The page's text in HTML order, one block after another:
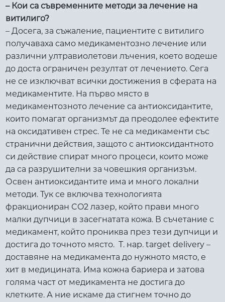
– Кои са съвременните методи за лечение на
витилиго?
– Досега, за съжаление, пациентите с витилиго
получаваха само медикаментозно лечение или
различни ултравиолетови лъчения, което водеше
до доста ограничен резултат от лечението. Сега
не се изключват всички достижения в сферата на
медикаментите. На първо място в
медикаментозното лечение са антиоксидантите,
които помагат организмът да преодолее ефектите
на оксидативен стрес. Те не са медикаменти със
странични действия, защото с антиоксидантното
си действие спират много процеси, които може
да са разрушителни за човешкия организъм.
Освен антиоксидантите има и много локални
методи. Тук се включва технологията
фракциониран CO2 лазер, който прави много
малки дупчици в засегнатата кожа. В съчетание с
медикамент, който прониква през тези дупчици и
достига до точното място. Т. нар. target delivery –
доставяне на медикамента до нужното място, е
хит в медицината. Има кожна бариера и затова
голяма част от медикамента не достига до
клетките. А ние искаме да стигнем точно до